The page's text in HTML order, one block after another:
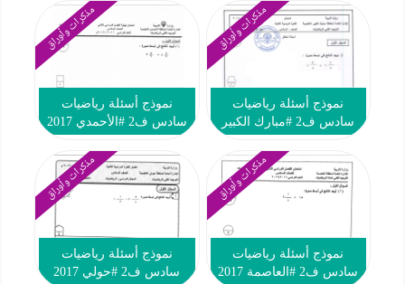
مذكرات وأوراق
نموذج أسئلة رياضيات
سادس ف2 #مبارك الكبير
مذكرات وأوراق
نموذج أسئلة رياضيات
سادس ف2 #الأحمدي 2017
مذكرات وأوراق
نموذج أسئلة رياضيات
سادس ف2 #العاصمة 2017
مذكرات وأوراق
نموذج أسئلة رياضيات
سادس ف2 #حولي 2017